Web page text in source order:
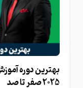
2025 صفر تا صد